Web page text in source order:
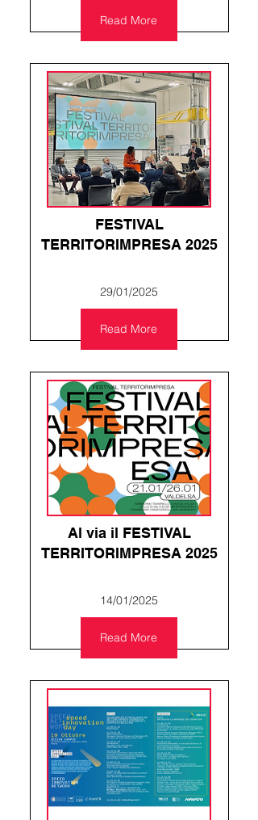
Read More
FESTIVAL
TERRITORIMPRESA 2025
29/01/2025
Read More
Al via il FESTIVAL
TERRITORIMPRESA 2025
14/01/2025
Read More